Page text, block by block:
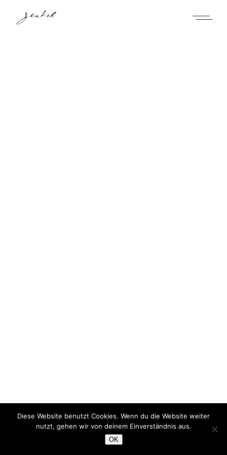
Diese Website benutzt Cookies. Wenn du die Website weiter
nutzt, gehen wir von deinem Einverständnis aus.
OK